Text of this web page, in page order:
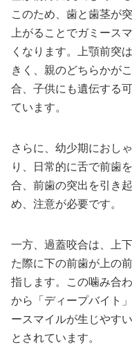
このため、歯と歯茎が
上がることでガミース
くなります。上顎前突
きく、親のどちらかが
合、子供にも遺伝する
ています。
さらに、幼少期におし
り、日常的に舌で前歯
合、前歯の突出を引き
め、注意が必要です。
一方、過蓋咬合は、上
た際に下の前歯が上の
指します。この噛み合
から「ディープバイト
ースマイルが生じやす
とされています。